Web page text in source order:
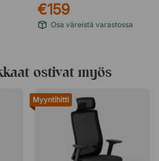
€159
Osa väreistä varastossa
ostivat myös
Myyntihitti